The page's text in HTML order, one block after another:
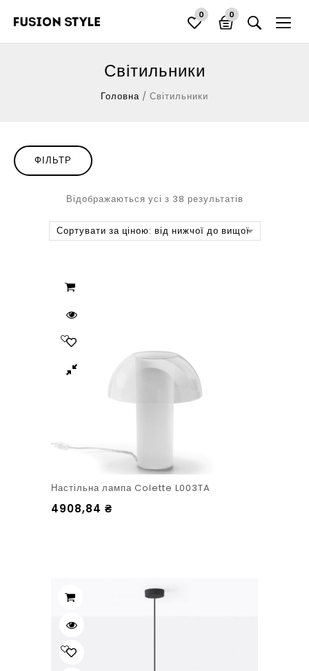
0 0
Світильники
Головна / Світильники
Відображаються усі з 38 результатів
Сортувати за ціною: від нижчої до вищої
Настільна лампа Colette L003TA
4908,84 ₴
ФІЛЬТР